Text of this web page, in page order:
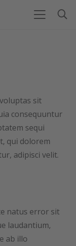
sit
consequuntur
sequi
qui dolorem
adipisci velit.
natus error sit
laudantium,
ab illo